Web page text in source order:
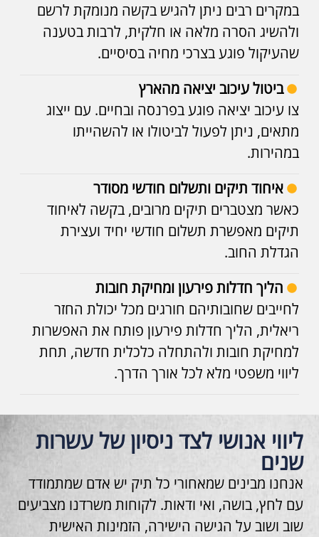
במקרים רבים ניתן להגיש בקשה מנומקת לרשם
ולהשיג הסרה מלאה או חלקית, לרבות בטענה
שהעיקול פוגע בצרכי מחיה בסיסיים.
ביטול עיכוב יציאה מהארץ
צו עיכוב יציאה פוגע בפרנסה ובחיים. עם ייצוג
מתאים, ניתן לפעול לביטולו או להשהייתו
במהירות.
איחוד תיקים ותשלום חודשי מסודר
כאשר מצטברים תיקים מרובים, בקשה לאיחוד
תיקים מאפשרת תשלום חודשי יחיד ועצירת
הגדלת החוב.
הליך חדלות פירעון ומחיקת חובות
לחייבים שחובותיהם חורגים מכל יכולת החזר
ריאלית, הליך חדלות פירעון פותח את האפשרות
למחיקת חובות ולהתחלה כלכלית חדשה, תחת
ליווי משפטי מלא לכל אורך הדרך.
ליווי אנושי לצד ניסיון של עשרות
שנים
אנחנו מבינים שמאחורי כל תיק יש אדם שמתמודד
עם לחץ, בושה, ואי ודאות. לקוחות משרדנו מצביעים
שוב ושוב על הגישה הישירה, הזמינות האישית